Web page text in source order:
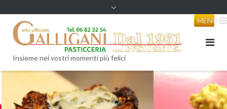
Insieme nei vostri momenti più felici
MENU